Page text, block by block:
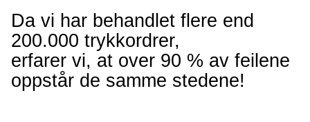
Da vi har behandlet flere end
200.000 trykkordrer,
erfarer vi, at over 90 % av feilene
oppstår de samme stedene!